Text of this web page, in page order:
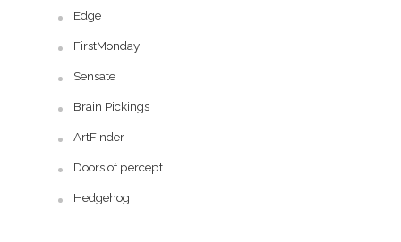
Edge
FirstMonday
Sensate
Brain Pickings
ArtFinder
Doors of percept
Hedgehog